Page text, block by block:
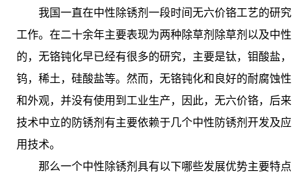
我国一直在中性除锈剂一段时间无六价铬工艺的研究
工作。在二十余年主要表现为两种除草剂除草剂以及中性
的，无铬钝化早已经有很多的研究，主要是钛，钼酸盐，
钨，稀土，硅酸盐等。然而，无铬钝化和良好的耐腐蚀性
和外观，并没有使用到工业生产，因此，无六价铬，后来
技术中立的防锈剂有主要依赖于几个中性防锈剂开发及应
用技术。
那么一个中性除锈剂具有以下哪些发展优势主要特点